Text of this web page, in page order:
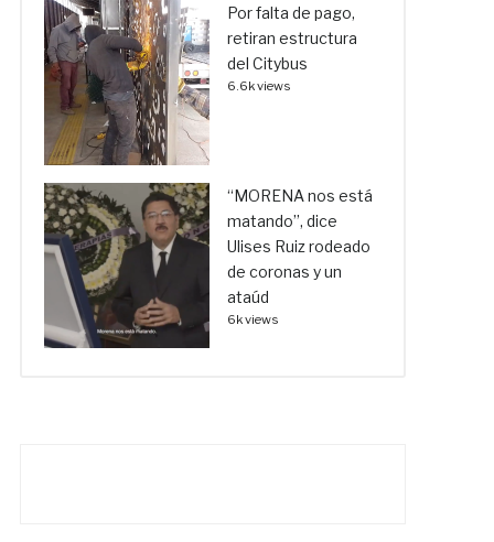
Por falta de pago,
retiran estructura
del Citybus
6.6k views
“MORENA nos está
matando”, dice
Ulises Ruiz rodeado
de coronas y un
ataúd
6k views